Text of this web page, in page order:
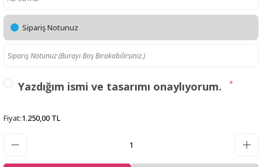
Sipariş Notunuz
Yazdığım ismi ve tasarımı onaylıyorum. *
Fiyat:1.250,00 TL